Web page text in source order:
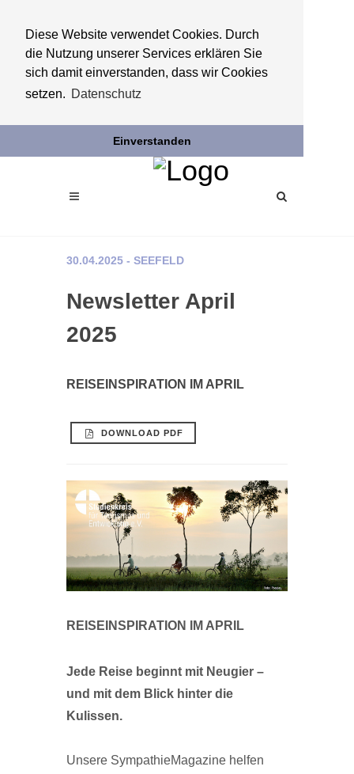
Diese Website verwendet Cookies. Durch
die Nutzung unserer Services erklären Sie
sich damit einverstanden, dass wir Cookies
setzen. Datenschutz
Einverstanden
30.04.2025 - SEEFELD
Newsletter April
2025
REISEINSPIRATION IM APRIL
DOWNLOAD PDF
REISEINSPIRATION IM APRIL
Jede Reise beginnt mit Neugier –
und mit dem Blick hinter die
Kulissen.
Unsere SympathieMagazine helfen